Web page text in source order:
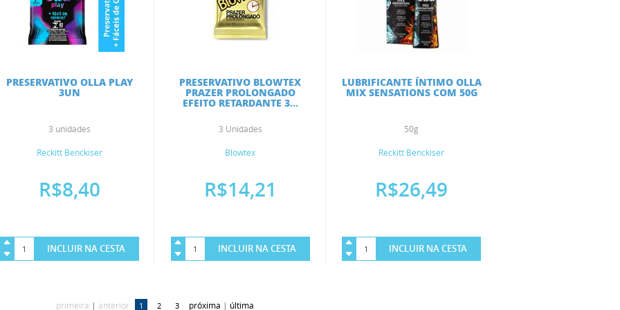
PRESERVATIVO OLLA PLAY
3UN
3 unidades
Reckitt Benckiser
R$8,40
INCLUIR NA CESTA
PRESERVATIVO BLOWTEX
PRAZER PROLONGADO
EFEITO RETARDANTE 3...
3 Unidades
Blowtex
R$14,21
INCLUIR NA CESTA
LUBRIFICANTE ÍNTIMO OLLA
MIX SENSATIONS COM 50G
50g
Reckitt Benckiser
R$26,49
INCLUIR NA CESTA
primeira | anterior 1 2 3 próxima | última